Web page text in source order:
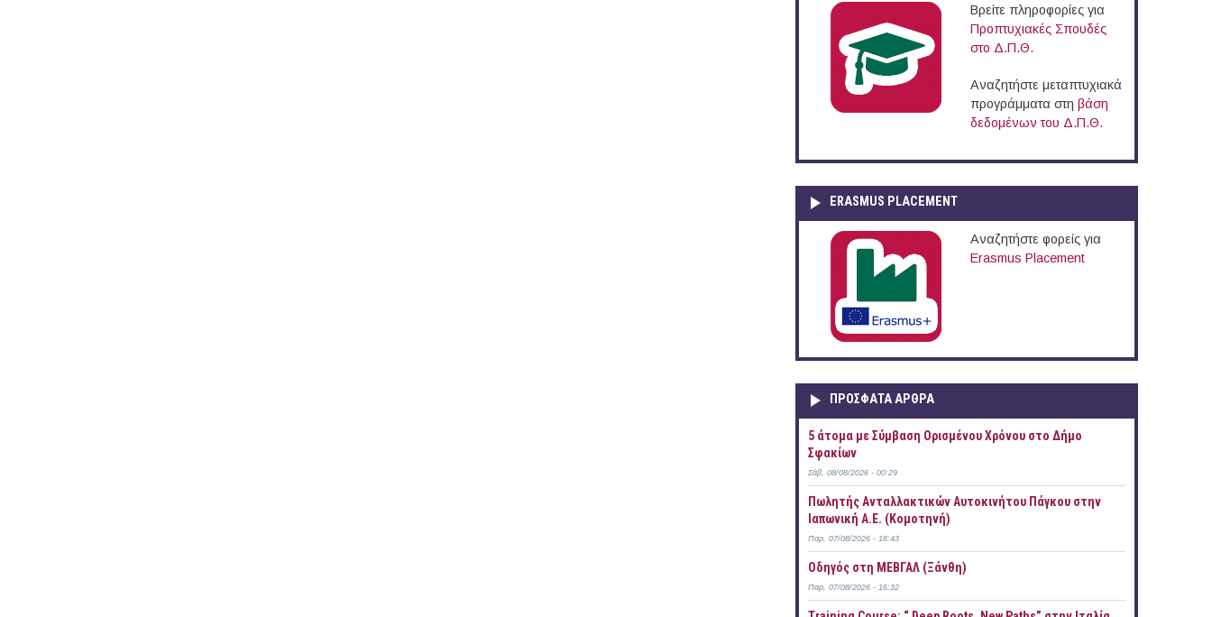
Βρείτε πληροφορίες για
Προπτυχιακές Σπουδές
στο Δ.Π.Θ.
Αναζητήστε μεταπτυχιακά
προγράμματα στη βάση
δεδομένων του Δ.Π.Θ.
ERASMUS PLACEMENT
Αναζητήστε φορείς για
Erasmus Placement
ΠΡOΣΦΑΤΑ AΡΘΡΑ
5 άτομα με Σύμβαση Ορισμένου Χρόνου στο Δήμο
Σφακίων
Σάβ, 08/08/2026 - 00:29
Πωλητής Ανταλλακτικών Αυτοκινήτου Πάγκου στην
Ιαπωνική Α.Ε. (Κομοτηνή)
Παρ, 07/08/2026 - 18:43
Οδηγός στη ΜΕΒΓΑΛ (Ξάνθη)
Παρ, 07/08/2026 - 16:32